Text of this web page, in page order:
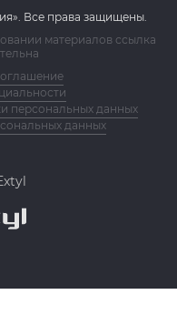
Все права защищены.
материалов ссылка
персональных данных
данных